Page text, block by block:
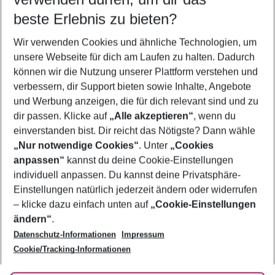
5-8 Nächte
2 Erwachsene Keine Kinder
Mehr Filter anzeigen
Footer
Footer navigation
Über uns
AGB
Bestpreisgarantie
Cookie-Einstellungen ändern
Cookie-Richtlinie
Agenturbetreuung
Barrierefreies Reisen
Folge uns
beste Erlebnis zu bieten?
Wir verwenden Cookies und ähnliche Technologien, um
unsere Webseite für dich am Laufen zu halten. Dadurch
können wir die Nutzung unserer Plattform verstehen und
verbessern, dir Support bieten sowie Inhalte, Angebote
und Werbung anzeigen, die für dich relevant sind und zu
dir passen. Klicke auf „Alle akzeptieren“, wenn du
einverstanden bist. Dir reicht das Nötigste? Dann wähle
„Nur notwendige Cookies“. Unter „Cookies
anpassen“ kannst du deine Cookie-Einstellungen
individuell anpassen. Du kannst deine Privatsphäre-
Einstellungen natürlich jederzeit ändern oder widerrufen
– klicke dazu einfach unten auf „Cookie-Einstellungen
ändern“.
Datenschutz-Informationen
Impressum
Cookie/Tracking-Informationen